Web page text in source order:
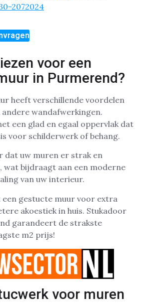
2072024
voor een
in Purmerend?
heeft verschillende voordelen
wandafwerkingen.
een glad en egaal oppervlak dat
voor schilderwerk of behang.
dat uw muren er strak en
wat bijdraagt aan een moderne
van uw interieur.
gestucte muur voor extra
akoestiek in huis. Stukadoor
garandeert de strakste
m2 prijs!
voor muren